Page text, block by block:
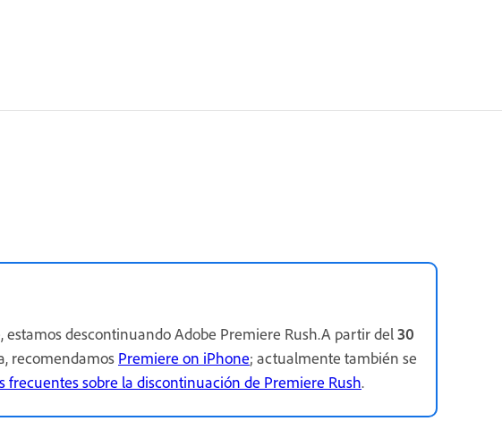
descontinuando Adobe Premiere Rush.A partir del30
recomendamos Premiere on iPhone; actualmente también se
frecuentes sobre la discontinuación de Premiere Rush.